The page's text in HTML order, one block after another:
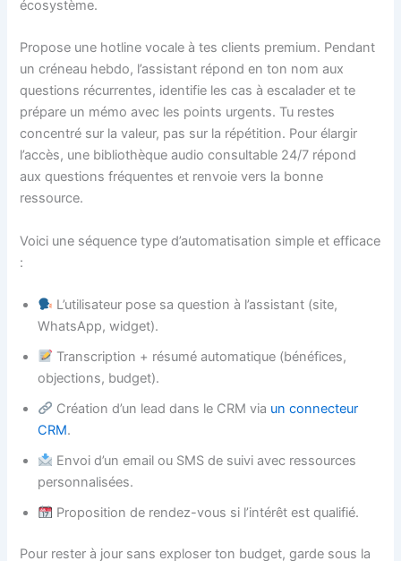
écosystème.
Propose une hotline vocale à tes clients premium. Pendant
un créneau hebdo, l’assistant répond en ton nom aux
questions récurrentes, identifie les cas à escalader et te
prépare un mémo avec les points urgents. Tu restes
concentré sur la valeur, pas sur la répétition. Pour élargir
l’accès, une bibliothèque audio consultable 24/7 répond
aux questions fréquentes et renvoie vers la bonne
ressource.
Voici une séquence type d’automatisation simple et efficace
:
L’utilisateur pose sa question à l’assistant (site,
WhatsApp, widget).
Transcription + résumé automatique (bénéfices,
objections, budget).
Création d’un lead dans le CRM via un connecteur
CRM.
Envoi d’un email ou SMS de suivi avec ressources
personnalisées.
Proposition de rendez-vous si l’intérêt est qualifié.
Pour rester à jour sans exploser ton budget, garde sous la